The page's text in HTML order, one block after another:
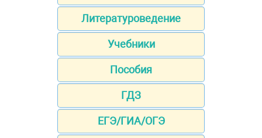
Литературоведение
Учебники
Пособия
ГДЗ
ЕГЭ/ГИА/ОГЭ